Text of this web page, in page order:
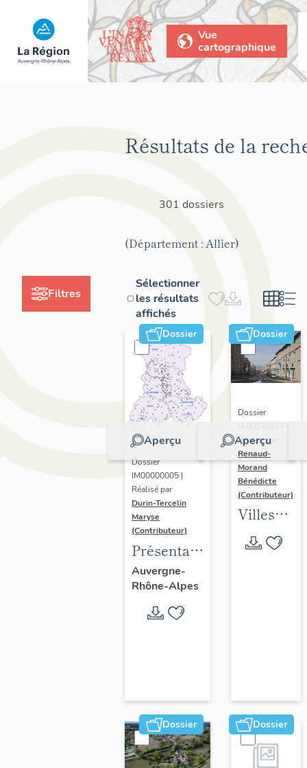
Vue
cartographique
Filtres
Résultats de la
301 dossiers
(Département : Allier)
Sélectionner
les résultats
affichés
Dossier
Aperçu
Dossier
IM00000005 |
Réalisé par
Durin-Tercelin
Maryse
(Contributeur)
Présentation
de
l’opération
tissus et
ornements
Auvergne-
Rhône-Alpes
Dossier
Aperçu
Dossier
IA00141347 |
Réalisé par
Renaud-
Morand
Bénédicte
(Contributeur)
Villes
en
Auvergne
Dossier Dossier